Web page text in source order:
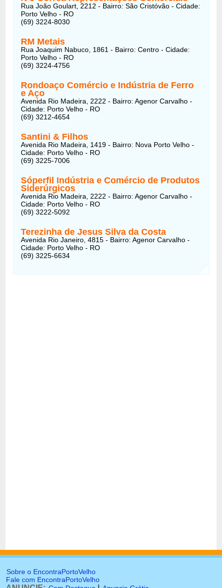
Rua João Goulart, 2212 - Bairro: São Cristóvão - Cidade:
Porto Velho - RO
(69) 3224-8030
RM Metais
Rua Joaquim Nabuco, 1861 - Bairro: Centro - Cidade:
Porto Velho - RO
(69) 3224-4756
Rondoaço Comércio e Indústria de Ferro
e Aço
Avenida Rio Madeira, 2222 - Bairro: Agenor Carvalho -
Cidade: Porto Velho - RO
(69) 3212-4654
Santini & Filhos
Avenida Rio Madeira, 1419 - Bairro: Nova Porto Velho -
Cidade: Porto Velho - RO
(69) 3225-7006
Sóperfil Indústria e Comércio de Produtos
Siderúrgicos
Avenida Rio Madeira, 2222 - Bairro: Agenor Carvalho -
Cidade: Porto Velho - RO
(69) 3222-5092
Terezinha de Jesus Silva da Costa
Avenida Rio Janeiro, 4815 - Bairro: Agenor Carvalho -
Cidade: Porto Velho - RO
(69) 3225-6634
Sobre o EncontraPortoVelho
Fale com EncontraPortoVelho